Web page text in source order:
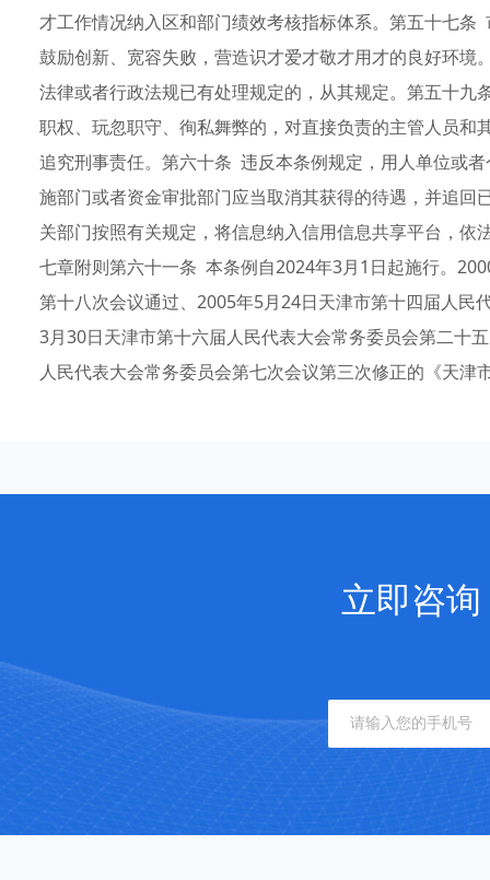
才工作情况纳入区和部门绩效考核指标体系。第五十七
鼓励创新、宽容失败，营造识才爱才敬才用才的良好环
法律或者行政法规已有处理规定的，从其规定。第五十
职权、玩忽职守、徇私舞弊的，对直接负责的主管人员
追究刑事责任。第六十条 违反本条例规定，用人单位或
施部门或者资金审批部门应当取消其获得的待遇，并追
关部门按照有关规定，将信息纳入信用信息共享平台，
七章附则第六十一条 本条例自2024年3月1日起施行。
第十八次会议通过、2005年5月24日天津市第十四届人民
3月30日天津市第十六届人民代表大会常务委员会第二十
人民代表大会常务委员会第七次会议第三次修正的《天津
立即咨